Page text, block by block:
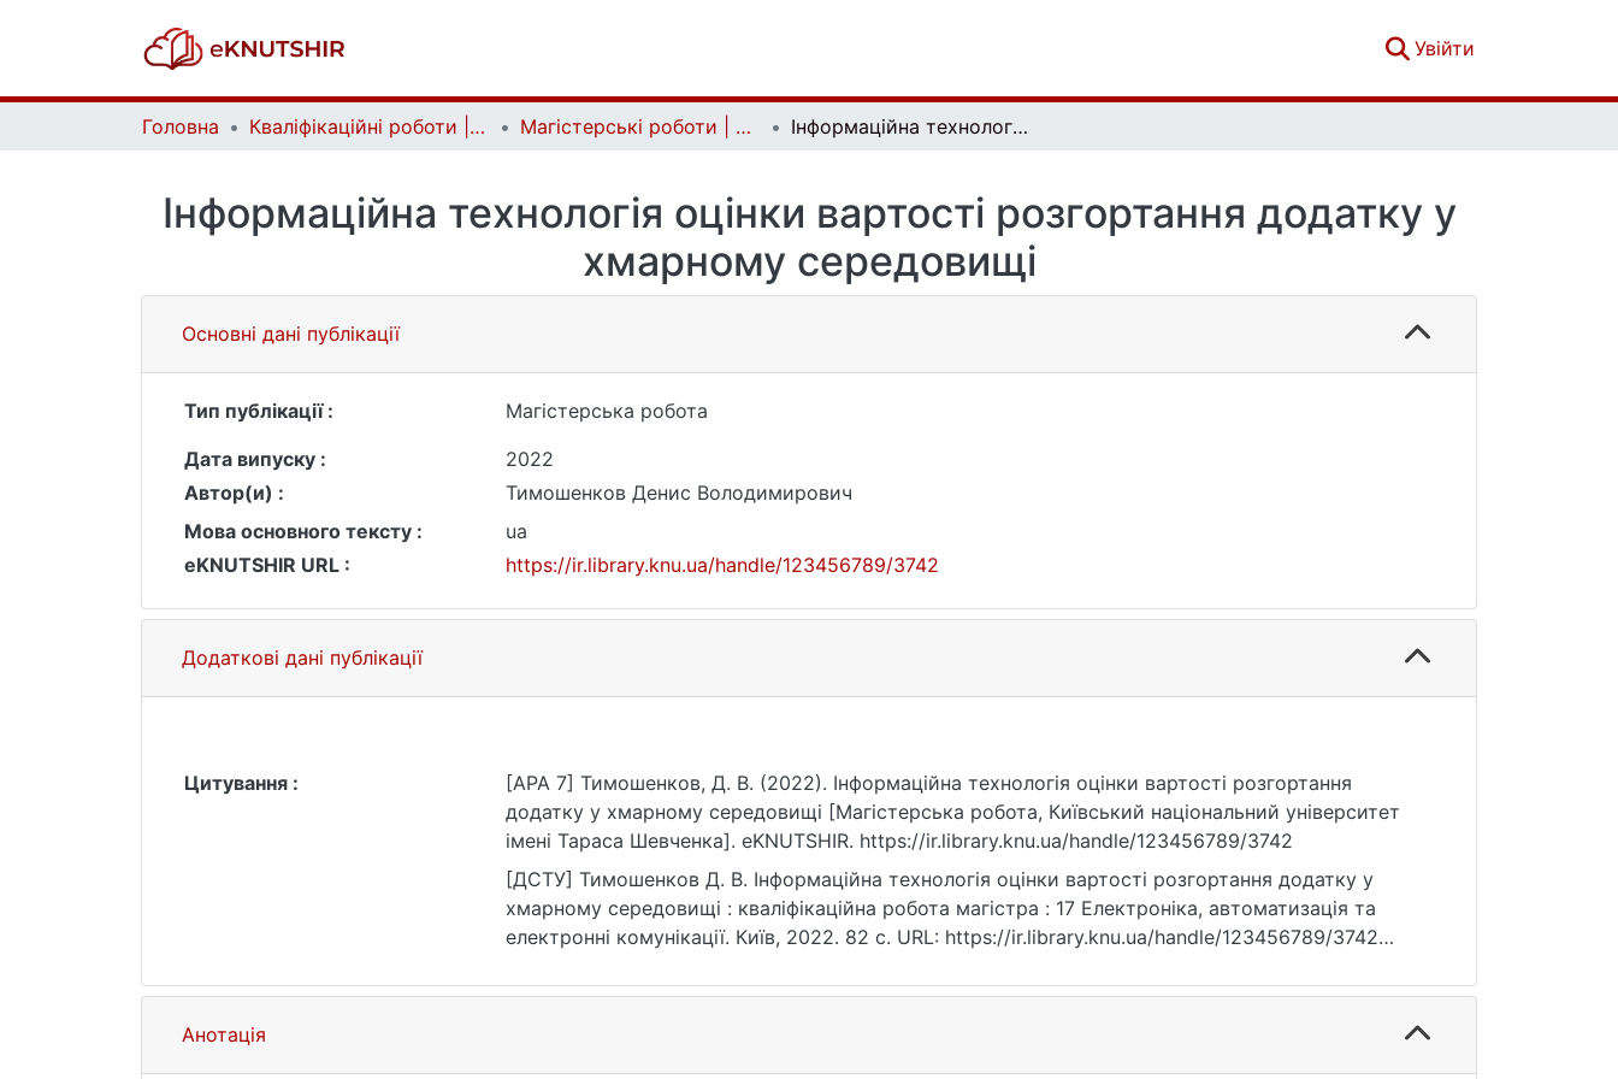
Увійти
Головна Кваліфікаційні роботи | Qualifying works Магістерські роботи | Master's theses Інформаційна технологія оцінки вартості розгортання додатку у хмарному середовищі
Інформаційна технологія оцінки вартості розгортання додатку у
хмарному середовищі
Основні дані публікації
Тип публікації :
Магістерська робота
Дата випуску :
2022
Автор(и) :
Тимошенков Денис Володимирович
Мова основного тексту :
ua
eKNUTSHIR URL :
https://ir.library.knu.ua/handle/123456789/3742
Додаткові дані публікації
Цитування :
[APA 7] Тимошенков, Д. В. (2022). Інформаційна технологія оцінки вартості розгортання
додатку у хмарному середовищі [Магістерська робота, Київський національний університет
імені Тараса Шевченка]. eKNUTSHIR. https://ir.library.knu.ua/handle/123456789/3742
[ДСТУ] Тимошенков Д. В. Інформаційна технологія оцінки вартості розгортання додатку у
хмарному середовищі : кваліфікаційна робота магістра : 17 Електроніка, автоматизація та
електронні комунікації. Київ, 2022. 82 с. URL: https://ir.library.knu.ua/handle/123456789/3742
Анотація